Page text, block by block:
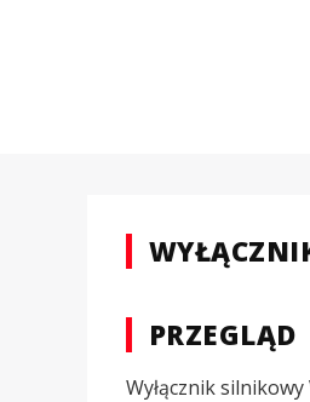
PRZEGLĄD
Wyłącznik